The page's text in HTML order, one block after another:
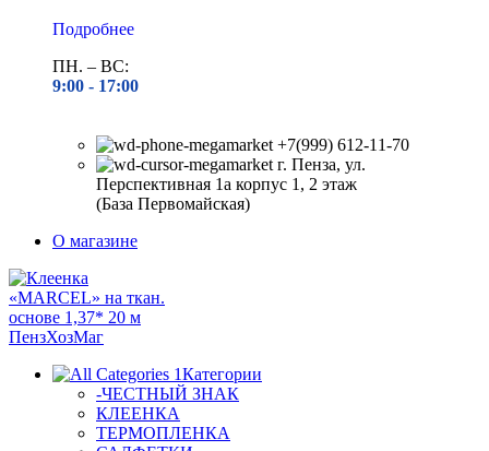
Подробнее
ПН. – ВС:
9:00 - 17:00
+7(999) 612-11-70
г. Пенза, ул.
Перспективная 1а корпус 1, 2 этаж
(База Первомайская)
О магазине
Категории
-ЧЕСТНЫЙ ЗНАК
КЛЕЕНКА
ТЕРМОПЛЕНКА